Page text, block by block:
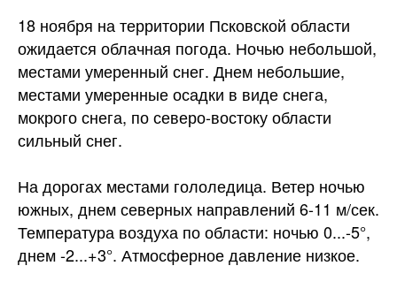
18 ноября на территории Псковской области
ожидается облачная погода. Ночью небольшой,
местами умеренный снег. Днем небольшие,
местами умеренные осадки в виде снега,
мокрого снега, по северо-востоку области
сильный снег.
На дорогах местами гололедица. Ветер ночью
южных, днем северных направлений 6-11 м/сек.
Температура воздуха по области: ночью 0...-5°,
днем -2...+3°. Атмосферное давление низкое.